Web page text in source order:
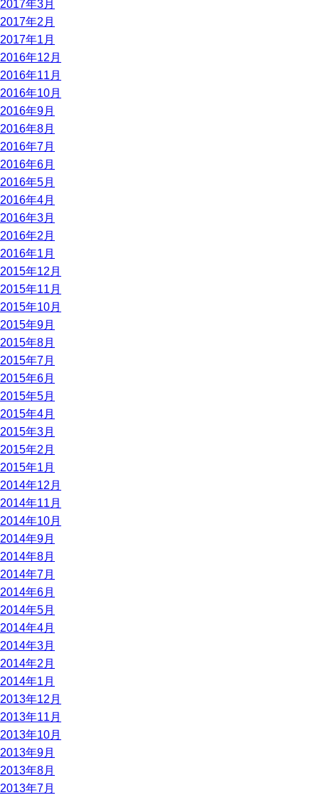
2017年3月
2017年2月
2017年1月
2016年12月
2016年11月
2016年10月
2016年9月
2016年8月
2016年7月
2016年6月
2016年5月
2016年4月
2016年3月
2016年2月
2016年1月
2015年12月
2015年11月
2015年10月
2015年9月
2015年8月
2015年7月
2015年6月
2015年5月
2015年4月
2015年3月
2015年2月
2015年1月
2014年12月
2014年11月
2014年10月
2014年9月
2014年8月
2014年7月
2014年6月
2014年5月
2014年4月
2014年3月
2014年2月
2014年1月
2013年12月
2013年11月
2013年10月
2013年9月
2013年8月
2013年7月